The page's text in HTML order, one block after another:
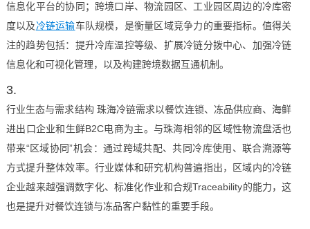
信息化平台的协同；跨境口岸、物流园区、工业园区周边的冷库密
度以及冷链运输车队规模，是衡量区域竞争力的重要指标。值得关
注的趋势包括：提升冷库温控等级、扩展冷链分拨中心、加强冷链
信息化和可视化管理，以及构建跨境数据互通机制。
行业生态与需求结构 珠海冷链需求以餐饮连锁、冻品供应商、海鲜
进出口企业和生鲜B2C电商为主。与珠海相邻的区域性物流盘活也
带来“区域协同”机会：通过跨域共配、共同冷库使用、联合溯源等
方式提升整体效率。行业媒体和研究机构普遍指出，区域内的冷链
企业越来越强调数字化、标准化作业和合规Traceability的能力，这
也是提升对餐饮连锁与冻品客户黏性的重要手段。